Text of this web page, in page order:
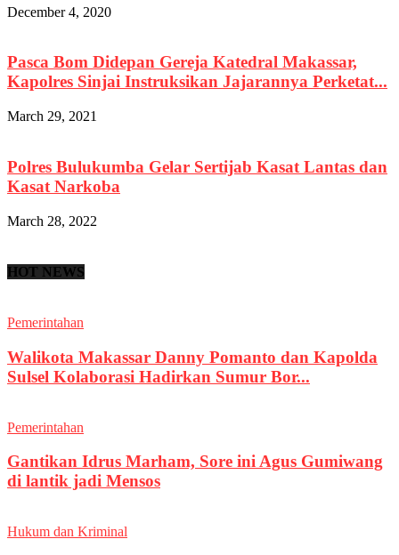
December 4, 2020
Pasca Bom Didepan Gereja Katedral Makassar,
Kapolres Sinjai Instruksikan Jajarannya Perketat...
March 29, 2021
Polres Bulukumba Gelar Sertijab Kasat Lantas dan
Kasat Narkoba
March 28, 2022
HOT NEWS
Pemerintahan
Walikota Makassar Danny Pomanto dan Kapolda
Sulsel Kolaborasi Hadirkan Sumur Bor...
Pemerintahan
Gantikan Idrus Marham, Sore ini Agus Gumiwang
di lantik jadi Mensos
Hukum dan Kriminal